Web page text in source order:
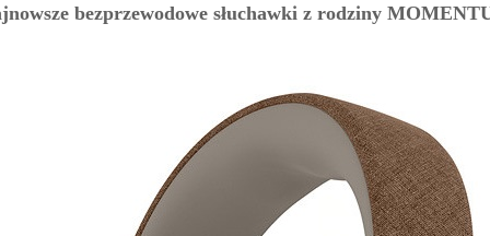
bezprzewodowe słuchawki z rodziny